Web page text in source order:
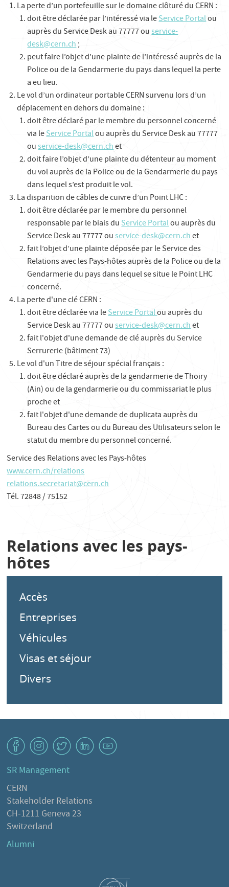
La perte d’un portefeuille sur le domaine clôturé du CERN :
doit être déclarée par l’intéressé via leService Portalou
auprès du Service Desk au 77777 ouservice-
desk@cern.ch;
peut faire l’objet d’une plainte de l’intéressé auprès de la
Police ou de la Gendarmerie du pays dans lequel la perte
a eu lieu.
Le vol d’un ordinateur portable CERN survenu lors d’un
déplacement en dehors du domaine :
doit être déclaré par le membre du personnel concerné
via leService Portalou auprès du Service Desk au 77777
ouservice-desk@cern.chet
doit faire l’objet d’une plainte du détenteur au moment
du vol auprès de la Police ou de la Gendarmerie du pays
dans lequel s’est produit le vol.
La disparition de câbles de cuivre d’un Point LHC :
doit être déclarée par le membre du personnel
responsable par le biais duService Portalou auprès du
Service Desk au 77777 ouservice-desk@cern.chet
fait l’objet d’une plainte déposée par le Service des
Relations avec les Pays-hôtes auprès de la Police ou de la
Gendarmerie du pays dans lequel se situe le Point LHC
concerné.
La perte d'une clé CERN :
doit être déclarée via leService Portalou auprès du
Service Desk au 77777 ouservice-desk@cern.chet
fait l'objet d'une demande de clé auprès du Service
Serrurerie (bâtiment 73)
Le vol d'un Titre de séjour spécial français :
doit être déclaré auprès de la gendarmerie de Thoiry
(Ain) ou de la gendarmerie ou du commissariat le plus
proche et
fait l'objet d'une demande de duplicata auprès du
Bureau des Cartes ou du Bureau des Utilisateurs selon le
statut du membre du personnel concerné.
Service des Relations avec les Pays-hôtes
www.cern.ch/relations
relations.secretariat@cern.ch
Tél. 72848 / 75152
Relations avec les pays-
hôtes
Accès
Entreprises
Véhicules
Visas et séjour
Divers
v J W M 1
SR Management
CERN
Stakeholder Relations
CH-1211 Geneva 23
Switzerland
Alumni